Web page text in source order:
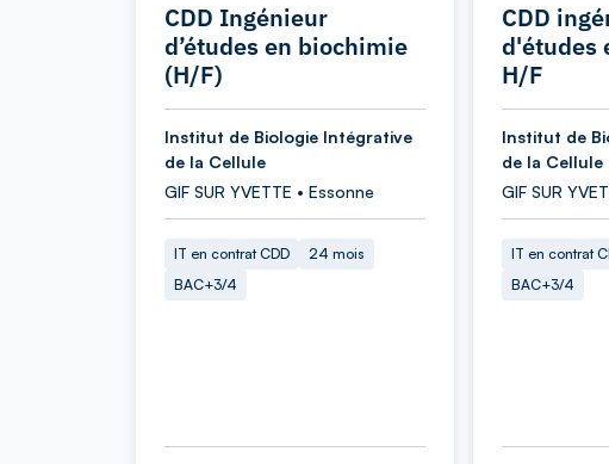
CDD Ingénieur
d’études en biochimie
(H/F)
Institut de Biologie Intégrative
de la Cellule
GIF SUR YVETTE • Essonne
IT en contrat CDD
24 mois
BAC+3/4
CDD
d'études
H/F
Institut de
de la Cellule
GIF SUR
IT en contrat
BAC+3/4